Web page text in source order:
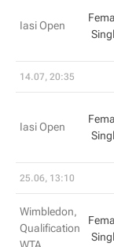
Iasi Open
14.07, 20:35
Iasi Open
25.06, 13:10
Wimbledon,
Qualification